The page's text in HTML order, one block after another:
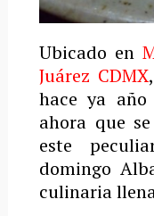
Ubicado en
Juárez CDMX
hace ya
ahora que
este
domingo
culinaria